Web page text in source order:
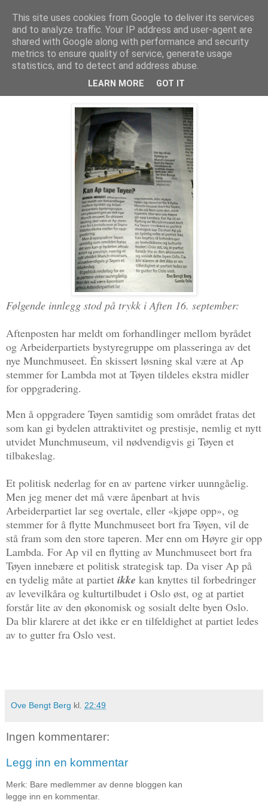
Politikus
onsdag 17. oktober 2012
Munchmuseet: Kan Ap tape Tøyen?
Følgende innlegg stod på trykk i Aften 16. september:
Aftenposten har meldt om forhandlinger mellom byrådet
og Arbeiderpartiets bystyregruppe om plasseringa av det
nye Munchmuseet. Én skissert løsning skal være at Ap
stemmer for Lambda mot at Tøyen tildeles ekstra midler
for oppgradering.
Men å oppgradere Tøyen samtidig som området fratas det
som kan gi bydelen attraktivitet og prestisje, nemlig et nytt
utvidet Munchmuseum, vil nødvendigvis gi Tøyen et
tilbakeslag.
Et politisk nederlag for en av partene virker uunngåelig.
Men jeg mener det må være åpenbart at hvis
Arbeiderpartiet lar seg overtale, eller «kjøpe opp», og
stemmer for å flytte Munchmuseet bort fra Tøyen, vil de
stå fram som den store taperen. Mer enn om Høyre gir opp
Lambda. For Ap vil en flytting av Munchmuseet bort fra
Tøyen innebære et politisk strategisk tap. Da viser Ap på
en tydelig måte at partiet ikke kan knyttes til forbedringer
av levevilkåra og kulturtilbudet i Oslo øst, og at partiet
forstår lite av den økonomisk og sosialt delte byen Oslo.
Da blir klarere at det ikke er en tilfeldighet at partiet ledes
av to gutter fra Oslo vest.
Ove Bengt Berg kl. 22:49
Ingen kommentarer:
Legg inn en kommentar
Merk: Bare medlemmer av denne bloggen kan
legge inn en kommentar.
This site uses cookies from Google to deliver its services
and to analyze traffic. Your IP address and user-agent are
shared with Google along with performance and security
metrics to ensure quality of service, generate usage
statistics, and to detect and address abuse.
LEARN MORE GOT IT